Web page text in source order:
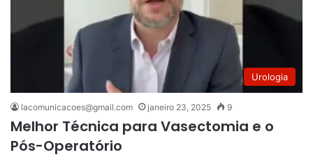
Urologia
lacomunicacoes@gmail.com janeiro 23, 2025 9
Melhor Técnica para Vasectomia e o
Pós-Operatório